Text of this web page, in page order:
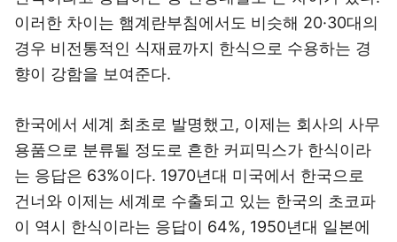
이러한 차이는 햄계란부침에서도 비슷해 20·30대의
경우 비전통적인 식재료까지 한식으로 수용하는 경
향이 강함을 보여준다.
한국에서 세계 최초로 발명했고, 이제는 회사의 사무
용품으로 분류될 정도로 흔한 커피믹스가 한식이라
는 응답은 63%이다. 1970년대 미국에서 한국으로
건너와 이제는 세계로 수출되고 있는 한국의 초코파
이 역시 한식이라는 응답이 64%, 1950년대 일본에